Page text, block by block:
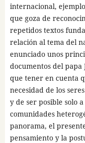
internacional,
que goza de
repetidos textos
relación al tema del
enunciado unos
documentos del papa
que tener en cuenta
necesidad de los
y de ser posible solo
comunidades
panorama, el
pensamiento y la